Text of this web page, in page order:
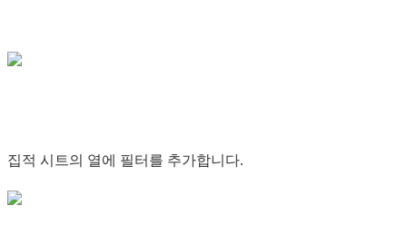
집적 시트의 열에 필터를 추가합니다.